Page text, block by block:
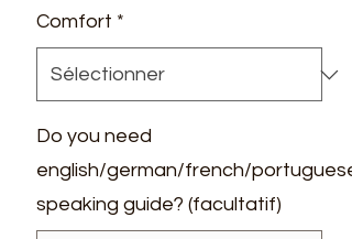
Comfort *
Do you need
english/german/french/portuguese
speaking guide? (facultatif)